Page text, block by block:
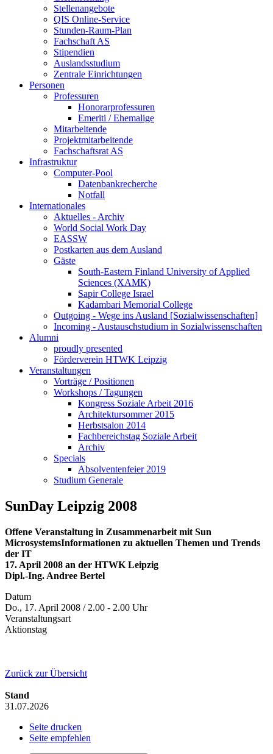
Stellenangebote
QIS Online-Service
Stunden-Raum-Plan
Fachschaft AS
Stipendien
Auslandsstudium
Zentrale Einrichtungen
Personen
Professuren
Honorarprofessuren
Emeriti / Ehemalige
Mitarbeitende
Projektmitarbeitende
Fachschaftsrat AS
Infrastruktur
Computer-Pool
Datenbankrecherche
Notfall
Internationales
Aktuelles - Archiv
World Social Work Day
EASSW
Postkarten aus dem Ausland
Gäste
South-Eastern Finland University of Applied
Sciences (XAMK)
Sapir College Israel
Kadambari Memorial College
Outgoing - Wege ins Ausland [Sozialwissenschaften]
Incoming - Austauschstudium in Sozialwissenschaften
Alumni
proudly presented
Förderverein HTWK Leipzig
Veranstaltungen
Vorträge / Positionen
Workshops / Tagungen
Kongress Soziale Arbeit 2016
Architektursommer 2015
Herbstsalon 2014
Fachbereichstag Soziale Arbeit
Archiv
Specials
Absolventenfeier 2019
Studium Generale
SunDay Leipzig 2008
Offene Veranstaltung in Zusammenarbeit mit Sun
MicrosystemsInformationen zu aktuellen Themen und Trends
der IT
17. April 2008 an der HTWK Leipzig
Dipl.-Ing. Andree Bertel
Datum
Do., 17. April 2008 / 2.00 - 2.00 Uhr
Veranstaltungsart
Aktionstag
Zurück zur Übersicht
Stand
31.07.2026
Seite drucken
Seite empfehlen